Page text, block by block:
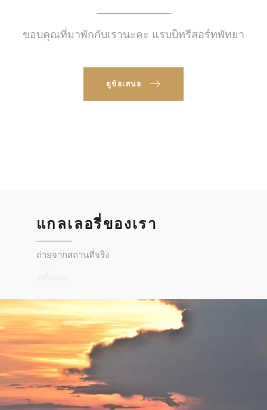
ขอบคุณที่มาพักกับเรานะคะ แรบบิทรีสอร์ทพัทยา
ดูข้อเสนอ
แกลเลอรี่ของเรา
ถ่ายจากสถานที่จริง